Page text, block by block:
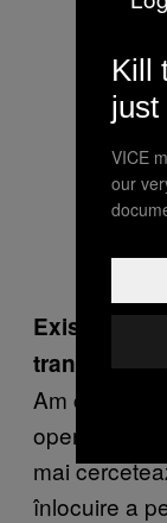
Există
transplant?
Am câțiva
operația e
mai
înlocuire a
Kill
just
VICE
our